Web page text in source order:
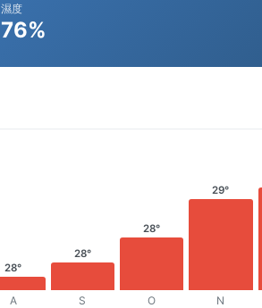
濕度
76%
28°
A
28°
S
28°
O
29°
N